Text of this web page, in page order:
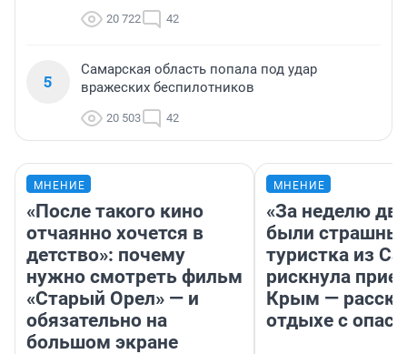
20 722 42
5
Самарская область попала под удар
вражеских беспилотников
20 503 42
МНЕНИЕ
«После такого кино
отчаянно хочется в
детство»: почему
нужно смотреть фильм
«Старый Орел» — и
обязательно на
большом экране
МНЕНИЕ
«За неделю
были
туристка из
рискнула
Крым —
отдыхе с